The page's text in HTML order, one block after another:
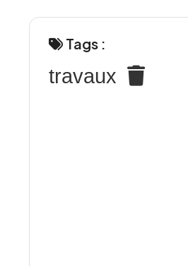
Tags :
travaux